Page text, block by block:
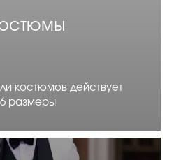
костюмов действует
размеры